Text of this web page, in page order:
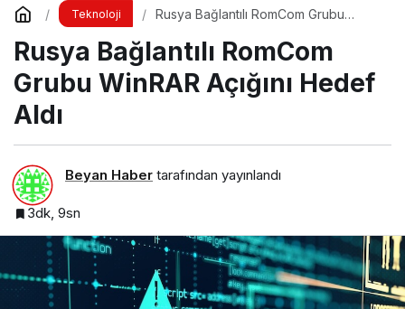
Teknoloji
Rusya Bağlantılı RomCom Grubu
Rusya Bağlantılı RomCom
Grubu WinRAR Açığını Hedef
Aldı
Beyan Haber tarafından yayınlandı
3dk, 9sn